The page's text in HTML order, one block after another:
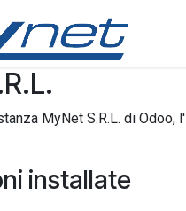
MyNet S.R.L. di Odoo, l'
installate